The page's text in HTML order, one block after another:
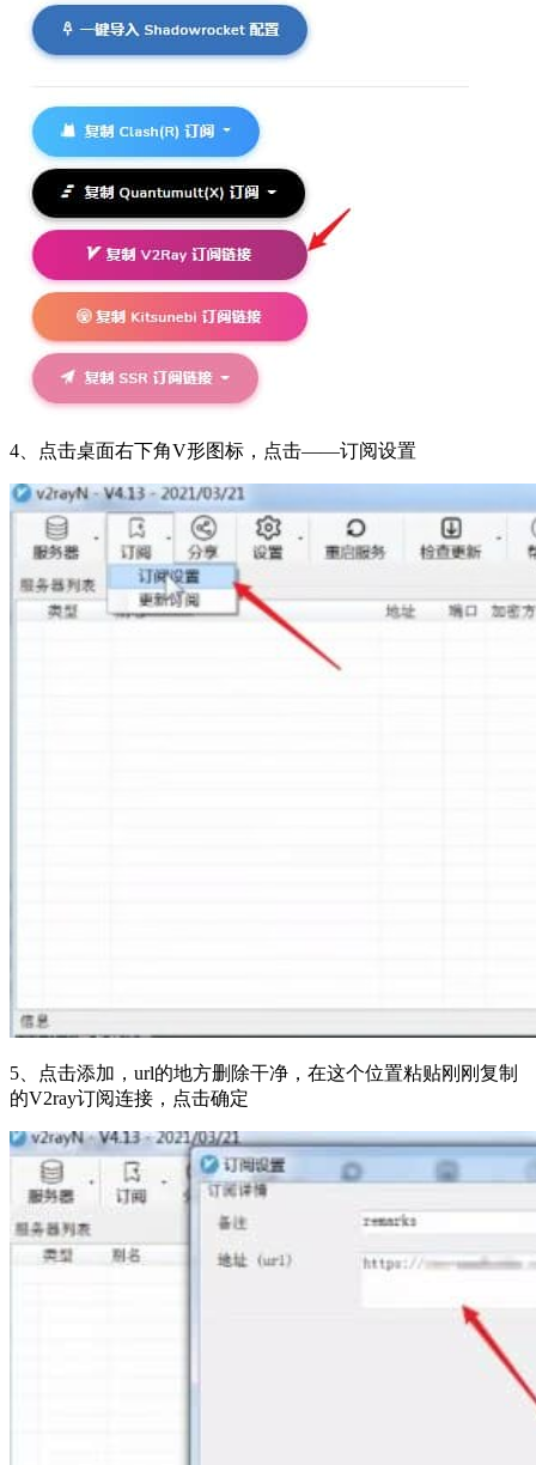
4、点击桌面右下角V形图标，点击——订阅设置
5、点击添加，url的地方删除干净，在这个位置粘贴刚刚复制
的V2ray订阅连接，点击确定